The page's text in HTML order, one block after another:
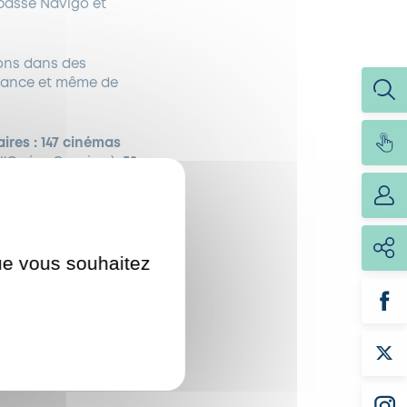
Navigo et
dans des
et même de
: 147 cinémas
vous souhaitez